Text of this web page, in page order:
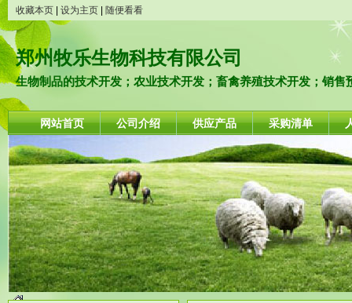
收藏本页 设为主页 随便看看
郑州牧乐生物科技有限公司
生物制品的技术开发；农业技术开发；畜禽养殖技术开发；销售
网站首页 公司介绍 供应产品 采购清单